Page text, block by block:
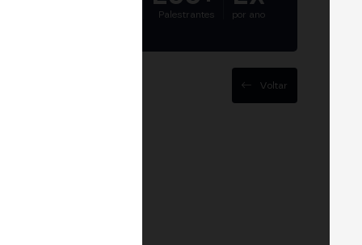
Palestrantes por ano
Voltar